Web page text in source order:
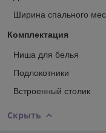
Ширина спального
Комплектация
Ниша для белья
Подлокотники
Встроенный столик
Скрыть